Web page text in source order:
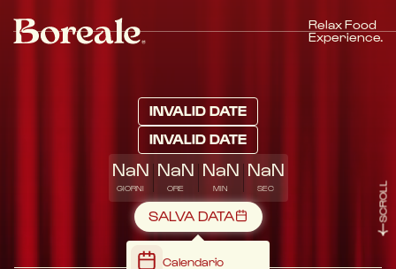
Relax Food
Experience.
INVALID DATE
INVALID DATE
NaN
GIORNI
NaN
ORE
NaN
MIN
NaN
SEC
SALVA DATA
Calendario
SCROLL